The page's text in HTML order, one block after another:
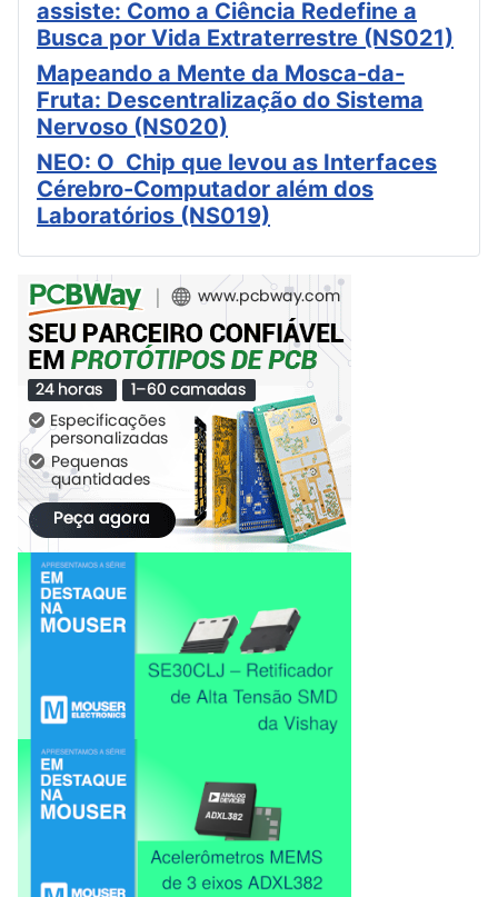
assiste: Como a Ciência Redefine a
Busca por Vida Extraterrestre (NS021)
Mapeando a Mente da Mosca-da-
Fruta: Descentralização do Sistema
Nervoso (NS020)
NEO: O Chip que levou as Interfaces
Cérebro-Computador além dos
Laboratórios (NS019)